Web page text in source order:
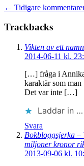
← Tidigare
Trackbacks
Vikten av ett
2014-06-11 kl.
[…] fråga i
karaktär som
Det var inte […]
Laddar in …
Svara
Bokbloggsjerka –
miljoner kronor
2013-09-06 kl.